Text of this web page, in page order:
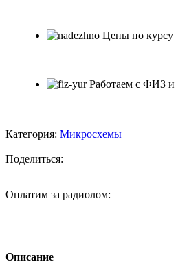
Цены по
Работаем с ФИЗ
Категория: Микросхемы
Поделиться:
Оплатим за радиолом:
Описание